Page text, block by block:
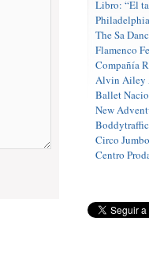
Libro: “El
The Sa
Flamenco
Compañía
Alvin Ailey
Ballet
New
Boddytraffic
Circo Jumbo
Centro